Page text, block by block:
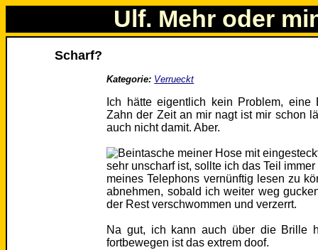
Ulf. Mehr oder
Scharf?
Kategorie: Verrueckt
Ich hätte eigentlich kein Problem,
Zahn der Zeit an mir nagt ist mir schon
auch nicht damit. Aber.
sehr unscharf ist, sollte ich das Teil
meines Telephons vernünftig lesen zu
abnehmen, sobald ich weiter weg
der Rest verschwommen und verzerrt.
Na gut, ich kann auch über die Brille
fortbewegen ist das extrem doof.